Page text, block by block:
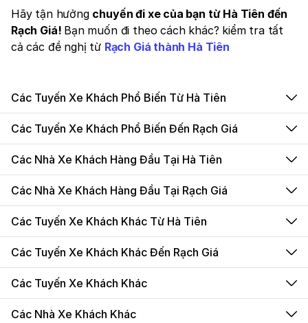
Hãy tận hưởng chuyến đi xe của bạn từ Hà Tiên đến
Rạch Giá! Bạn muốn đi theo cách khác? kiểm tra tất
cả các đề nghị từ Rạch Giá thành Hà Tiên
Các Tuyến Xe Khách Phổ Biến Từ Hà Tiên
Các Tuyến Xe Khách Phổ Biến Đến Rạch Giá
Các Nhà Xe Khách Hàng Đầu Tại Hà Tiên
Các Nhà Xe Khách Hàng Đầu Tại Rạch Giá
Các Tuyến Xe Khách Khác Từ Hà Tiên
Các Tuyến Xe Khách Khác Đến Rạch Giá
Các Tuyến Xe Khách Khác
Các Nhà Xe Khách Khác